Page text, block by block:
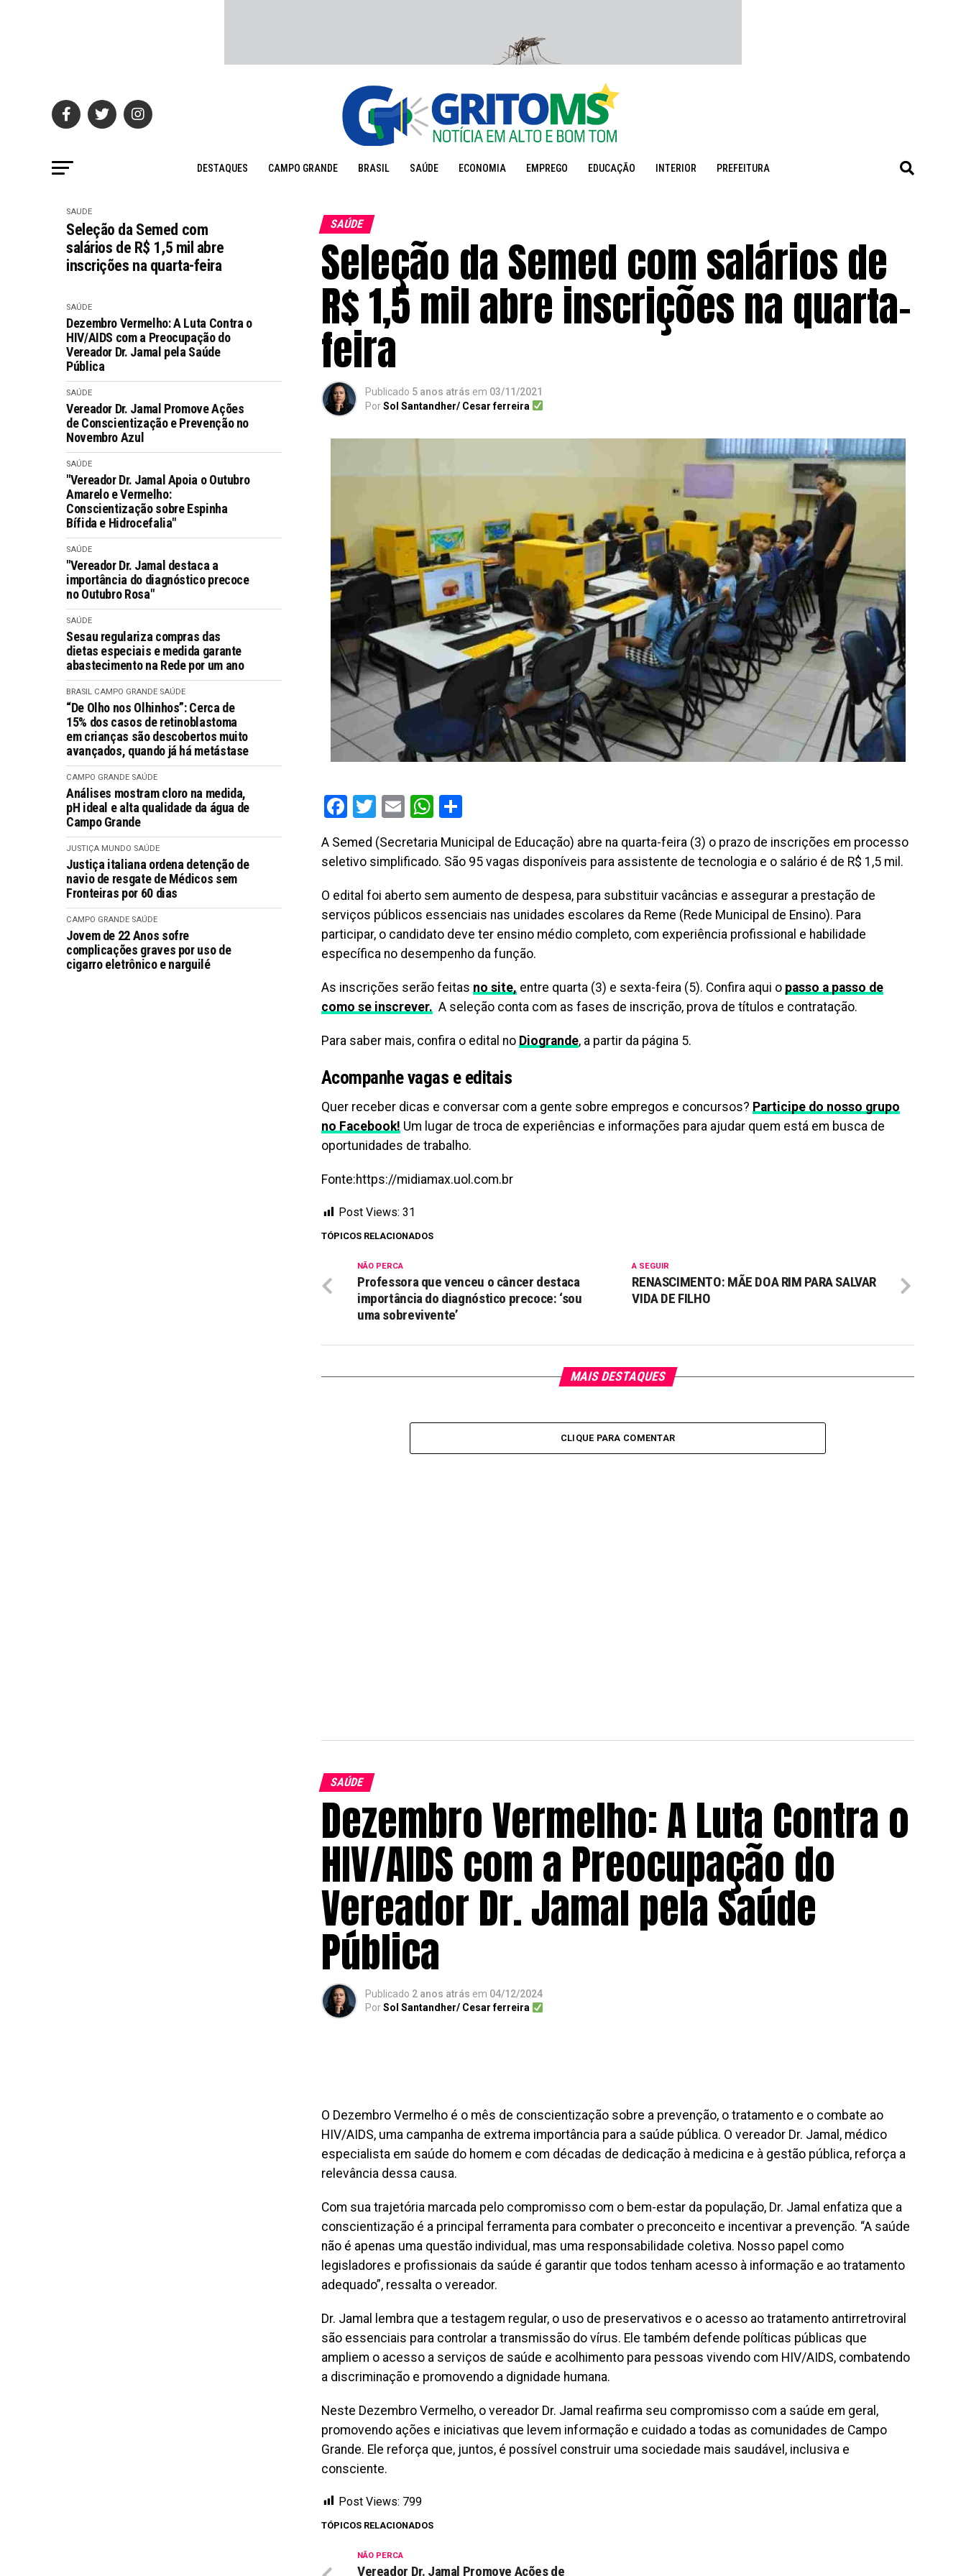
DESTAQUES CAMPO GRANDE BRASIL SAÚDE ECONOMIA EMPREGO EDUCAÇÃO INTERIOR PREFEITURA
SAÚDE
Seleção da Semed com
salários de R$ 1,5 mil abre
inscrições na quarta-feira
SAÚDE
Dezembro Vermelho: A Luta Contra o
HIV/AIDS com a Preocupação do
Vereador Dr. Jamal pela Saúde
Pública
SAÚDE
Vereador Dr. Jamal Promove Ações
de Conscientização e Prevenção no
Novembro Azul
SAÚDE
"Vereador Dr. Jamal Apoia o Outubro
Amarelo e Vermelho:
Conscientização sobre Espinha
Bífida e Hidrocefalia"
SAÚDE
"Vereador Dr. Jamal destaca a
importância do diagnóstico precoce
no Outubro Rosa"
SAÚDE
Sesau regulariza compras das
dietas especiais e medida garante
abastecimento na Rede por um ano
BRASIL CAMPO GRANDE SAÚDE
“De Olho nos Olhinhos”: Cerca de
15% dos casos de retinoblastoma
em crianças são descobertos muito
avançados, quando já há metástase
CAMPO GRANDE SAÚDE
Análises mostram cloro na medida,
pH ideal e alta qualidade da água de
Campo Grande
JUSTIÇA MUNDO SAÚDE
Justiça italiana ordena detenção de
navio de resgate de Médicos sem
Fronteiras por 60 dias
CAMPO GRANDE SAÚDE
Jovem de 22 Anos sofre
complicações graves por uso de
cigarro eletrônico e narguilé
SAÚDE
Seleção da Semed com salários de
R$ 1,5 mil abre inscrições na quarta-
feira
Publicado 5 anos atrás em 03/11/2021
PorSol Santandher/ Cesar ferreira
Facebook
Twitter
EmailWhatsApp
A Semed (Secretaria Municipal de Educação) abre na quarta-feira (3) o prazo de inscrições em processo
seletivo simplificado. São 95 vagas disponíveis para assistente de tecnologia e o salário é de R$ 1,5 mil.
O edital foi aberto sem aumento de despesa, para substituir vacâncias e assegurar a prestação de
serviços públicos essenciais nas unidades escolares da Reme (Rede Municipal de Ensino). Para
participar, o candidato deve ter ensino médio completo, com experiência profissional e habilidade
específica no desempenho da função.
As inscrições serão feitas no site, entre quarta (3) e sexta-feira (5). Confira aqui o passo a passo de
como se inscrever. A seleção conta com as fases de inscrição, prova de títulos e contratação.
Para saber mais, confira o edital no Diogrande, a partir da página 5.
Acompanhe vagas e editais
Quer receber dicas e conversar com a gente sobre empregos e concursos? Participe do nosso grupo
no Facebook! Um lugar de troca de experiências e informações para ajudar quem está em busca de
oportunidades de trabalho.
Fonte:https://midiamax.uol.com.br
Post Views: 31
TÓPICOS RELACIONADOS
A SEGUIR
RENASCIMENTO: MÃE DOA RIM PARA SALVAR
VIDA DE FILHO
NÃO PERCA
Professora que venceu o câncer destaca
importância do diagnóstico precoce: ‘sou
uma sobrevivente’
MAIS DESTAQUES
CLIQUE PARA COMENTAR
SAÚDE
Dezembro Vermelho: A Luta Contra o
HIV/AIDS com a Preocupação do
Vereador Dr. Jamal pela Saúde
Pública
Publicado 2 anos atrás em 04/12/2024
PorSol Santandher/ Cesar ferreira
O Dezembro Vermelho é o mês de conscientização sobre a prevenção, o tratamento e o combate ao
HIV/AIDS, uma campanha de extrema importância para a saúde pública. O vereador Dr. Jamal, médico
especialista em saúde do homem e com décadas de dedicação à medicina e à gestão pública, reforça a
relevância dessa causa.
Com sua trajetória marcada pelo compromisso com o bem-estar da população, Dr. Jamal enfatiza que a
conscientização é a principal ferramenta para combater o preconceito e incentivar a prevenção. “A saúde
não é apenas uma questão individual, mas uma responsabilidade coletiva. Nosso papel como
legisladores e profissionais da saúde é garantir que todos tenham acesso à informação e ao tratamento
adequado”, ressalta o vereador.
Dr. Jamal lembra que a testagem regular, o uso de preservativos e o acesso ao tratamento antirretroviral
são essenciais para controlar a transmissão do vírus. Ele também defende políticas públicas que
ampliem o acesso a serviços de saúde e acolhimento para pessoas vivendo com HIV/AIDS, combatendo
a discriminação e promovendo a dignidade humana.
Neste Dezembro Vermelho, o vereador Dr. Jamal reafirma seu compromisso com a saúde em geral,
promovendo ações e iniciativas que levem informação e cuidado a todas as comunidades de Campo
Grande. Ele reforça que, juntos, é possível construir uma sociedade mais saudável, inclusiva e
consciente.
Post Views: 799
TÓPICOS RELACIONADOS
NÃO PERCA
Vereador Dr. Jamal Promove Ações de